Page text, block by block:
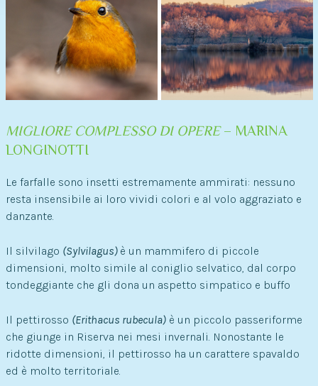
MIGLIORE COMPLESSO DI OPERE– MARINA
LONGINOTTI
Le farfalle sono insetti estremamente ammirati: nessuno
resta insensibile ai loro vividi colori e al volo aggraziato e
danzante.
Il silvilago (Sylvilagus) è un mammifero di piccole
dimensioni, molto simile al coniglio selvatico, dal corpo
tondeggiante che gli dona un aspetto simpatico e buffo
Il pettirosso (Erithacus rubecula)è un piccolo passeriforme
che giunge in Riserva nei mesi invernali. Nonostante le
ridotte dimensioni, il pettirosso ha un carattere spavaldo
ed è molto territoriale.